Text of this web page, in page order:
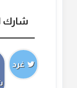
شارك
غرد